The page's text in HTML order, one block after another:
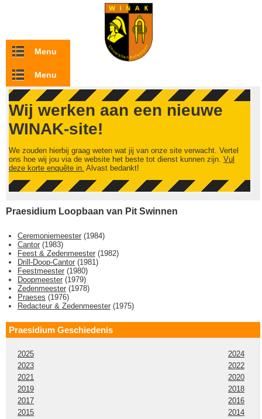
Overslaan en naar de inhoud gaan
Menu
Menu
Wij werken aan een nieuwe
WINAK-site!
We zouden hierbij graag weten wat jij van onze site verwacht. Vertel
ons hoe wij jou via de website het beste tot dienst kunnen zijn. Vul
deze korte enquête in. Alvast bedankt!
Praesidium Loopbaan van Pit Swinnen
Ceremoniemeester (1984)
Cantor (1983)
Feest & Zedenmeester (1982)
Drill-Doop-Cantor (1981)
Feestmeester (1980)
Doopmeester (1979)
Zedenmeester (1978)
Praeses (1976)
Redacteur & Zedenmeester (1975)
Praesidium Geschiedenis
2025
2024
2023
2022
2021
2020
2019
2018
2017
2016
2015
2014